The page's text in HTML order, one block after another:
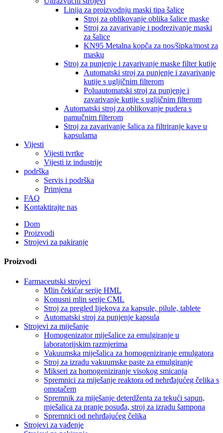
Linija za proizvodnju maski tipa šalice
Stroj za oblikovanje oblika šalice maske
Stroj za zavarivanje i podrezivanje maski
za šalice
KN95 Metalna kopča za nos/šipka/most za
masku
Stroj za punjenje i zavarivanje maske filter kutije
Automatski stroj za punjenje i zavarivanje
kutije s ugljičnim filterom
Poluautomatski stroj za punjenje i
zavarivanje kutije s ugljičnim filterom
Automatski stroj za oblikovanje pudera s
pamučnim filterom
Stroj za zavarivanje šalica za filtriranje kave u
kapsulama
Vijesti
Vijesti tvrtke
Vijesti iz industrije
podrška
Servis i podrška
Primjena
FAQ
Kontaktirajte nas
Dom
Proizvodi
Strojevi za pakiranje
Proizvodi
Farmaceutski strojevi
Mlin čekićar serije HML
Konusni mlin serije CML
Stroj za pregled lijekova za kapsule, pilule, tablete
Automatski stroj za punjenje kapsula
Strojevi za miješanje
Homogenizator miješalice za emulgiranje u
laboratorijskim razmjerima
Vakuumska miješalica za homogeniziranje emulgatora
Stroj za izradu vakuumske paste za emulgiranje
Mikseri za homogeniziranje visokog smicanja
Spremnici za miješanje reaktora od nehrđajućeg čelika s
omotačem
Spremnik za miješanje deterdženta za tekući sapun,
mješalica za pranje posuđa, stroj za izradu šampona
Spremnici od nehrđajućeg čelika
Strojevi za vađenje